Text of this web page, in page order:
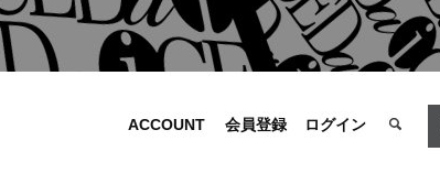
ACCOUNT 会員登録 ログイン